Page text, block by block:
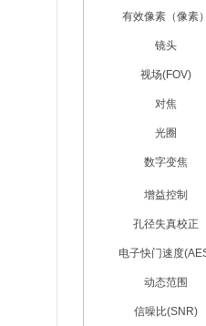
有效像素（像素
镜头
视场(FOV)
对焦
光圈
数字变焦
增益控制
孔径失真校正
电子快门速度
动态范围
信噪比(SNR)